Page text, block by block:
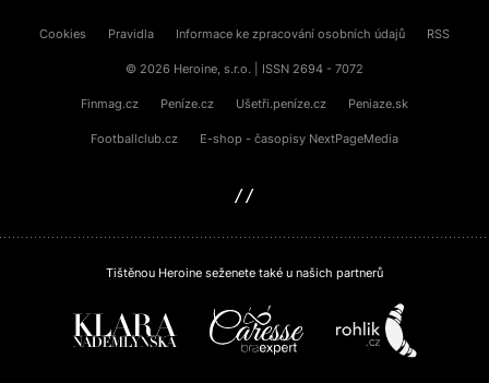
Cookies Pravidla Informace ke zpracování osobních údajů RSS
© 2026 Heroine, s.r.o. | ISSN 2694 - 7072
Finmag.cz Peníze.cz Ušetři.peníze.cz Peniaze.sk
Footballclub.cz E-shop - časopisy NextPageMedia
Tištěnou Heroine seženete také u našich partnerů